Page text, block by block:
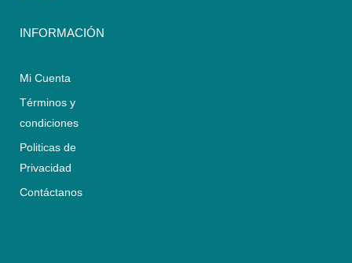
INFORMACIÓN
Mi Cuenta
Términos y
condiciones
Politicas de
Privacidad
Contáctanos